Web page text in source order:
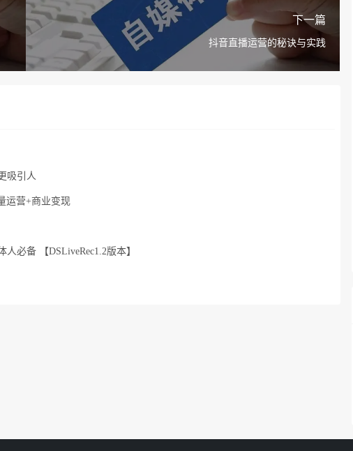
下一篇
抖音直播运营的秘诀与实践
吸引人
运营+商业变现
必备 【DSLiveRec1.2版本】